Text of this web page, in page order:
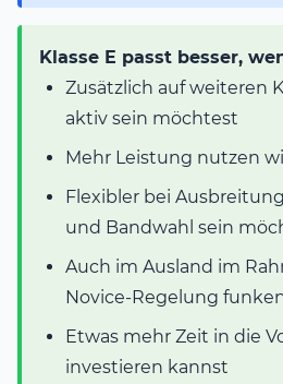
Klasse E passt besser,
Zusätzlich auf weiteren
aktiv sein möchtest
Mehr Leistung nutzen
Flexibler bei
und Bandwahl sein
Auch im Ausland im
Novice-Regelung
Etwas mehr Zeit in die
investieren kannst